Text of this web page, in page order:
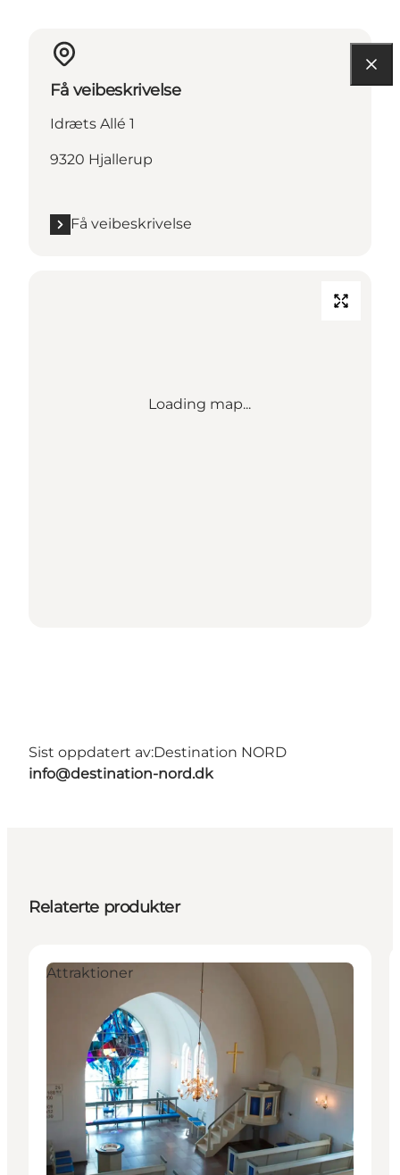
Få veibeskrivelse
Idræts Allé 1
9320 Hjallerup
Få veibeskrivelse
Loading map...
Sist oppdatert av:Destination NORD
info@destination-nord.dk
Relaterte produkter
Attraktioner